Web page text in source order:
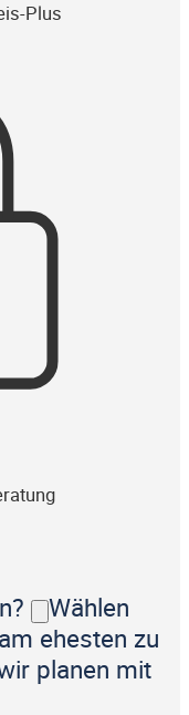
Plus
Wählen
ehesten zu
planen mit